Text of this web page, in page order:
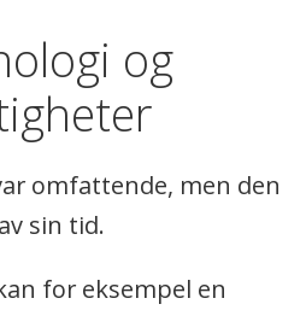
og
omfattende, men den
sin tid.
for eksempel en